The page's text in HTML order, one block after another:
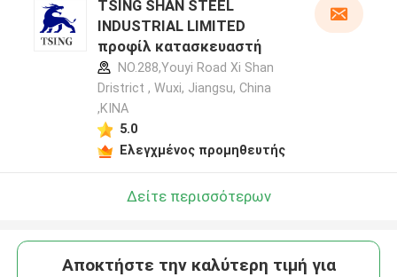
TSING SHAN STEEL
INDUSTRIAL LIMITED
προφίλ κατασκευαστή
NO.288,Youyi Road Xi Shan
Dristrict , Wuxi, Jiangsu, China
,ΚΙΝΑ
5.0
Ελεγχμένος προμηθευτής
Δείτε περισσότερων
Αποκτήστε την καλύτερη τιμή για